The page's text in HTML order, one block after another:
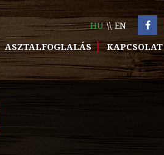
HU
EN
ASZTALFOGLALÁS KAPCSOLAT